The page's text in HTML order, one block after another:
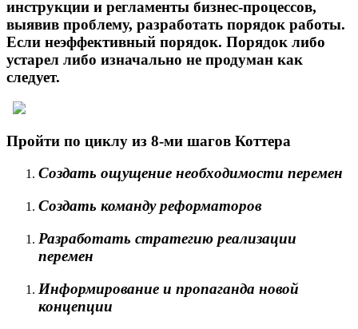
инструкции и регламенты бизнес-процессов,
выявив проблему, разработать порядок работы.
Если неэффективный порядок. Порядок либо
устарел либо изначально не продуман как
следует.
Пройти по циклу из 8-ми шагов Коттера
Создать ощущение необходимости перемен
Создать команду реформаторов
Разработать стратегию реализации
перемен
Информирование и пропаганда новой
концепции